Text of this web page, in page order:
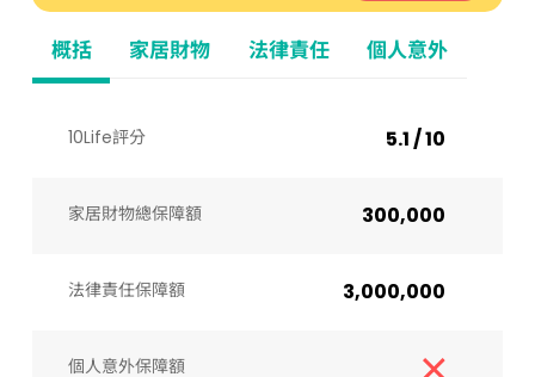
概括 家居財物 法律責任 個人意外
10Life評分 5.1 / 10
家居財物總保障額 300,000
法律責任保障額 3,000,000
個人意外保障額